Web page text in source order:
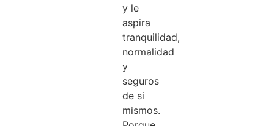
y le
aspira
tranquilidad,
normalidad
y
seguros
de si
mismos.